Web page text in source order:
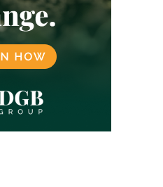
MANGROVE
MILIEU
NETFLIX
ONTBOSSING